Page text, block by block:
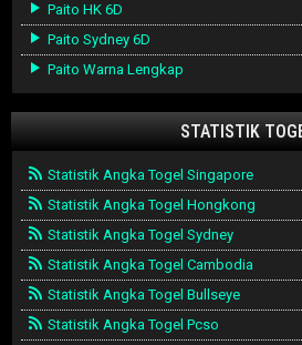
Paito HK 6D
Paito Sydney 6D
Paito Warna Lengkap
STATISTIK
Statistik Angka Togel Singapore
Statistik Angka Togel Hongkong
Statistik Angka Togel Sydney
Statistik Angka Togel Cambodia
Statistik Angka Togel Bullseye
Statistik Angka Togel Pcso